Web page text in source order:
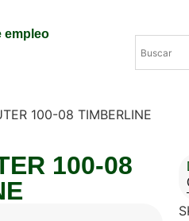
empleo
100-08 TIMBERLINE
100-08